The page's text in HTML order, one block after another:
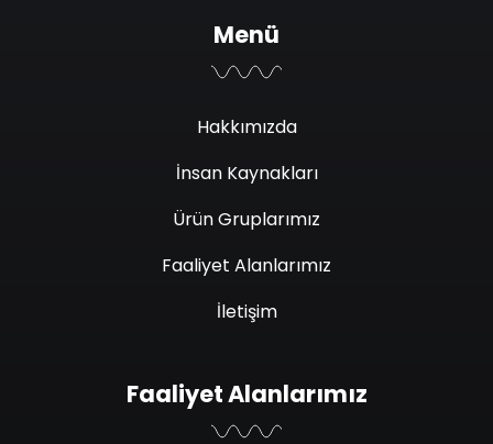
Menü
Hakkımızda
İnsan Kaynakları
Ürün Gruplarımız
Faaliyet Alanlarımız
İletişim
Faaliyet Alanlarımız